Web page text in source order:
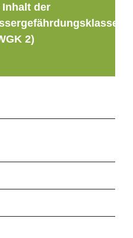
Inhalt der
2)